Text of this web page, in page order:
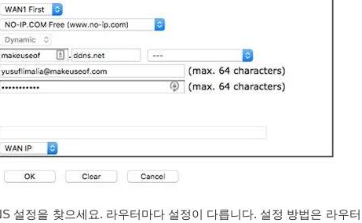
설정을 찾으세요. 라우터마다 설정이 다릅니다. 설정 방법은 라우터